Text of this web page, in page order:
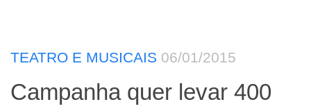
TEATRO E MUSICAIS 06/01/2015
Campanha quer levar 400